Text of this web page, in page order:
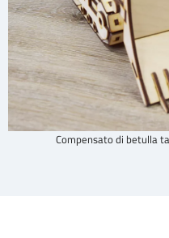
Compensato di betulla